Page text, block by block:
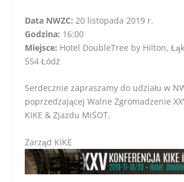
Data NWZC: 20 listopada 2019 r.
Godzina: 16:00
Miejsce: Hotel DoubleTree by Hilton,
554 Łódź
Serdecznie zapraszamy do udziału w
poprzedzającej Walne Zgromadzenie
KIKE & Zjazdu MiŚOT.
Zarząd KIKE